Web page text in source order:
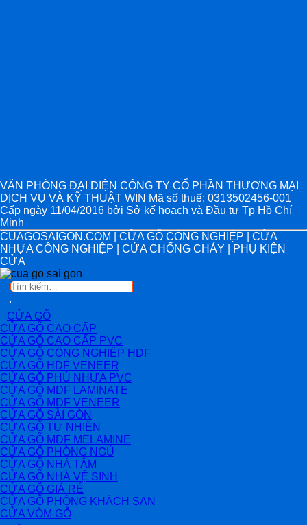
VĂN PHÒNG ĐẠI DIỆN CÔNG TY CỔ PHẦN THƯƠNG MẠI
DỊCH VỤ VÀ KỸ THUẬT WIN Mã số thuế: 0313502456-001
Cấp ngày 11/04/2016 bởi Sở kế hoạch và Đầu tư Tp Hồ Chí
Minh
CUAGOSAIGON.COM | CỬA GỖ CÔNG NGHIỆP | CỬA
NHỰA CÔNG NGHIỆP | CỬA CHỐNG CHÁY | PHỤ KIỆN
CỬA
Tìm
CỬA GỖ
CỬA GỖ CAO CẤP
CỬA GỖ CAO CẤP PVC
CỬA GỖ CÔNG NGHIỆP HDF
CỬA GỖ HDF VENEER
CỬA GỖ PHỦ NHỰA PVC
CỬA GỖ MDF LAMINATE
CỬA GỖ MDF VENEER
CỬA GỖ SÀI GÒN
CỬA GỖ TỰ NHIÊN
CỬA GỖ MDF MELAMINE
CỬA GỖ PHÒNG NGỦ
CỬA GỖ NHÀ TẮM
CỬA GỖ NHÀ VỆ SINH
CỬA GỖ GIÁ RẺ
CỬA GỖ PHÒNG KHÁCH SẠN
CỬA VÒM GỖ